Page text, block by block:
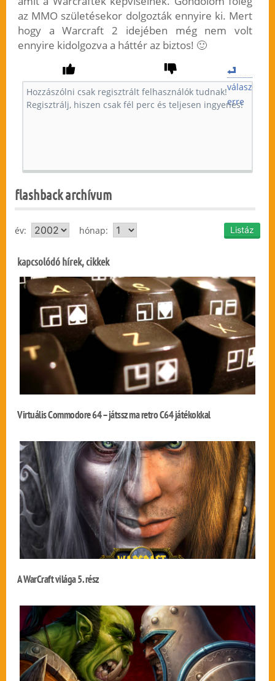
az MMO születésekor dolgozták ennyire ki. Mert
hogy a Warcraft 2 idejében még nem volt
ennyire kidolgozva a háttér az biztos! 🙂
válasz
erre
flashback archívum
év: hónap:
kapcsolódó hírek, cikkek
Virtuális Commodore 64 – játssz ma retro C64 játékokkal
A WarCraft világa 5. rész